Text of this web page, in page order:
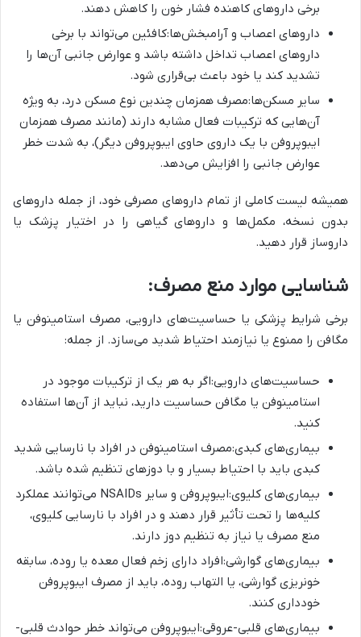
برخی داروهای کاهنده فشار خون را کاهش دهند.
داروهای اعصاب و آرامبخش‌ها:کافئین می‌تواند با برخی
داروهای اعصاب تداخل داشته باشد و عوارض جانبی آن‌ها را
تشدید کند یا خود باعث بی‌قراری شود.
سایر مسکن‌ها:مصرف همزمان چندین نوع مسکن درد، به ویژه
آن‌هایی که ترکیبات فعال مشابه دارند (مانند مصرف همزمان
ایبوپروفن با یک داروی حاوی ایبوپروفن دیگر)، به شدت خطر
عوارض جانبی را افزایش می‌دهد.
همیشه لیست کاملی از تمام داروهای مصرفی خود، از جمله داروهای
بدون نسخه، مکمل‌ها و داروهای گیاهی را در اختیار پزشک یا
داروساز قرار دهید.
شناسایی موارد منع مصرف:
برخی شرایط پزشکی یا حساسیت‌های دارویی، مصرف استامینوفن یا
مگافن را ممنوع یا نیازمند احتیاط شدید می‌سازد. از جمله:
حساسیت‌های دارویی:اگر به هر یک از ترکیبات موجود در
استامینوفن یا مگافن حساسیت دارید، نباید از آن‌ها استفاده
کنید.
بیماری‌های کبدی:مصرف استامینوفن در افراد با نارسایی شدید
کبدی باید با احتیاط بسیار و با دوزهای تنظیم شده باشد.
بیماری‌های کلیوی:ایبوپروفن و سایر NSAIDs می‌توانند عملکرد
کلیه‌ها را تحت تأثیر قرار دهند و در افراد با نارسایی کلیوی،
منع مصرف یا نیاز به تنظیم دوز دارند.
بیماری‌های گوارشی:افراد دارای زخم فعال معده یا روده، سابقه
خونریزی گوارشی، یا التهاب روده، باید از مصرف ایبوپروفن
خودداری کنند.
بیماری‌های قلبی-عروقی:ایبوپروفن می‌تواند خطر حوادث قلبی-